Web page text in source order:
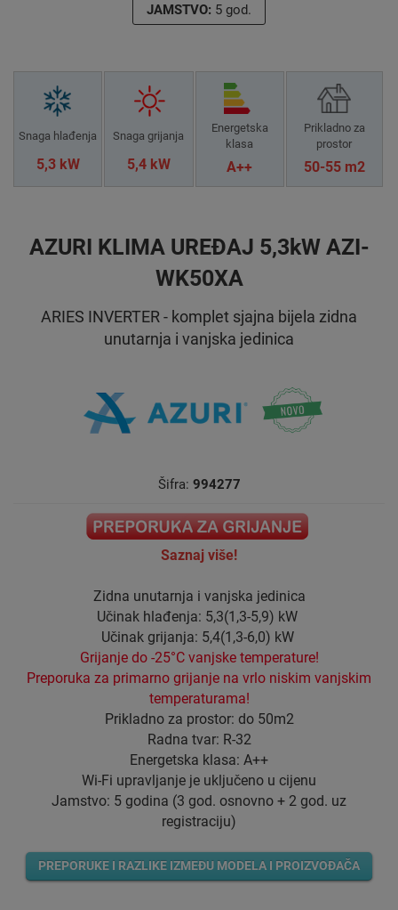
JAMSTVO: 5 god.
Snaga hlađenja
5,3 kW
Snaga grijanja
5,4 kW
Energetska
klasa
A++
Prikladno za
prostor
50-55 m2
AZURI KLIMA UREĐAJ 5,3kW AZI-
WK50XA
ARIES INVERTER - komplet sjajna bijela zidna
unutarnja i vanjska jedinica
Šifra: 994277
Saznaj više!
Zidna unutarnja i vanjska jedinica
Učinak hlađenja: 5,3(1,3-5,9) kW
Učinak grijanja: 5,4(1,3-6,0) kW
Grijanje do -25°C vanjske temperature!
Preporuka za primarno grijanje na vrlo niskim vanjskim
temperaturama!
Prikladno za prostor: do 50m2
Radna tvar: R-32
Energetska klasa: A++
Wi-Fi upravljanje je uključeno u cijenu
Jamstvo: 5 godina (3 god. osnovno + 2 god. uz
registraciju)
PREPORUKE I RAZLIKE IZMEĐU MODELA I PROIZVOĐAČA